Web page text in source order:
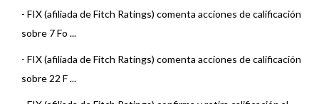
- Ciclo Nova Asset Management S.A.
- Macro Fondos S.G.F.C.I.S.A.
- Max Capital Asset Management S.A.
- FIX (afiliada de Fitch Ratings) comenta acciones de calificación
sobre 7 Fo ...
- FIX (afiliada de Fitch Ratings) comenta acciones de calificación
sobre 22 F ...